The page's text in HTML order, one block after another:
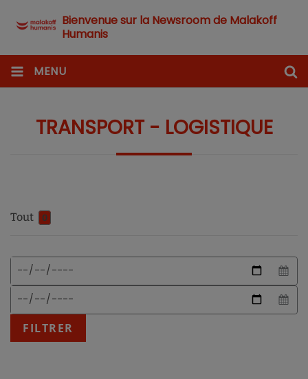
Bienvenue sur la Newsroom de Malakoff
Humanis
MENU
TRANSPORT - LOGISTIQUE
Tout 0
Date
début
Date
Format
date
attendu
:
JJ/MM/AAAA
FILTRER